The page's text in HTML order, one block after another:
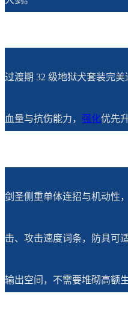
过渡期 32 级地狱犬套装完
血量与抗伤能力， 强化优先
剑圣侧重单体连招与机动性
击、攻击速度词条，防具可
输出空间，不需要堆砌高额